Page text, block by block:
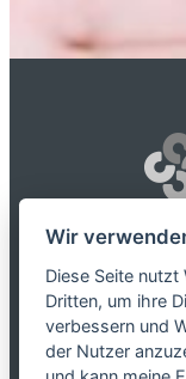
Wir
Diese Seite
Dritten, um ihre
verbessern und
der Nutzer